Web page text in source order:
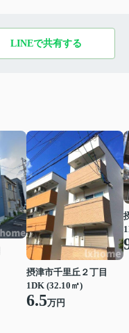
LINEで共有する
摂津市千里丘２丁目
1DK (32.10㎡)
6.5万円